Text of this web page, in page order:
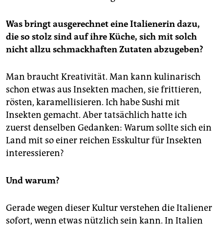
Was bringt ausgerechnet eine Italienerin dazu,
die so stolz sind auf ihre Küche, sich mit solch
nicht allzu schmackhaften Zutaten abzugeben?
Man braucht Kreativität. Man kann kulinarisch
schon etwas aus Insekten machen, sie frittieren,
rösten, karamellisieren. Ich habe Sushi mit
Insekten gemacht. Aber tatsächlich hatte ich
zuerst denselben Gedanken: Warum sollte sich ein
Land mit so einer reichen Esskultur für Insekten
interessieren?
Und warum?
Gerade wegen dieser Kultur verstehen die Italiener
sofort, wenn etwas nützlich sein kann. In Italien